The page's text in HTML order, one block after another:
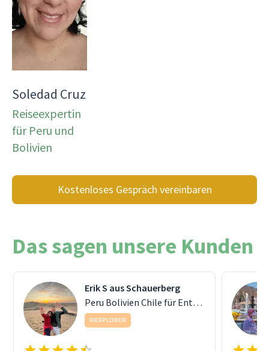
Soledad Cruz
Reiseexpertin
für Peru und
Bolivien
Kostenloses Gespräch vereinbaren
Das sagen unsere Kunden
Erik S aus Schauerberg
Peru Bolivien Chile für Entdecker
VIEXPLORER